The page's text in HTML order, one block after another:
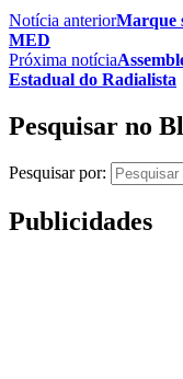
Notícia anteriorMarque
MED
Próxima notícia
Estadual do Radialista
Pesquisar no
Pesquisar por:
Publicidades